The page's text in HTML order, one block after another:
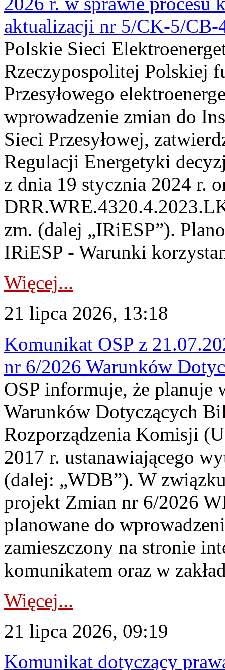
aktualizacji nr 5/CK-5/CB-
Polskie Sieci
Rzeczypospolitej Polskiej
Przesyłowego
wprowadzenie zmian do
Sieci Przesyłowej,
Regulacji Energetyki
z dnia 19 stycznia 2024 r.
zm. (dalej „IRiESP”).
IRiESP - Warunki
Więcej...
21 lipca 2026, 13:18
Komunikat OSP z
nr 6/2026 Warunków
OSP informuje, że planuje
Warunków Dotyczących
Rozporządzenia Komisji
2017 r. ustanawiającego
(dalej: „WDB”). W
projekt Zmian nr 6/2026
planowane do
zamieszczony na stronie
komunikatem oraz w
Więcej...
21 lipca 2026, 09:19
Komunikat dotyczący